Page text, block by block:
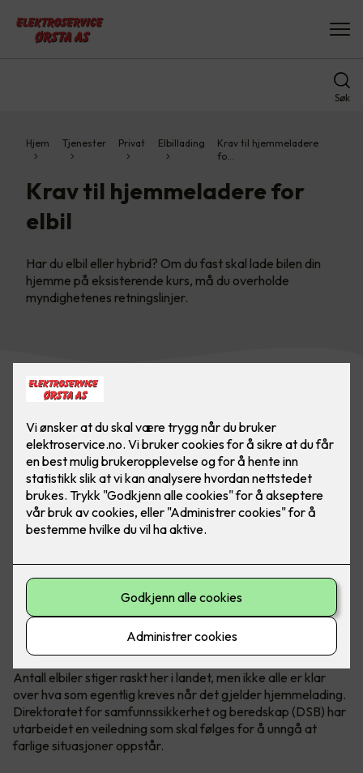
Søk
Hjem Tjenester Privat Elbillading
Krav til hjemmeladere
fo…
Krav til hjemmeladere for
elbil
Har du elbil eller hybrid? Om du fast skal lade bilen din
hjemme på eksisterende kurs, må du overholde
myndighetenes retningslinjer.
Hva krever en hjemmelader?
Antall elbiler stiger raskt her i landet, men ikke alle er klar
over hva som egentlig kreves når det gjelder hjemmelading.
Direktoratet for samfunnssikkerhet og beredskap (DSB) har
utarbeidet en veiledning som skal følges for å unngå at
farlige situasjoner oppstår.